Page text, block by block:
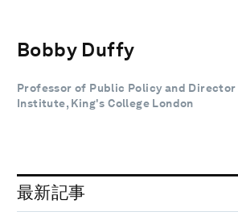
Bobby Duffy
Professor of Public Policy and
Institute, King's College London
最新記事